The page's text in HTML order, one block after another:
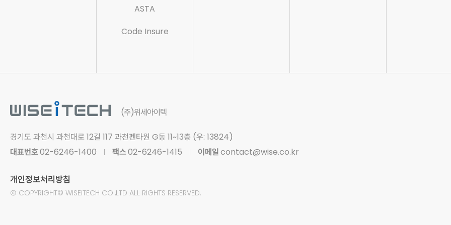
ASTA
Code Insure
(주)위세아이텍
경기도 과천시 과천대로 12길 117 과천펜타원 G동 11~13층 (우: 13824)
대표번호02-6246-1400 팩스02-6246-1415 이메일contact@wise.co.kr
개인정보처리방침
Ⓒ COPYRIGHT© WISEiTECH CO.,LTD ALL RIGHTS RESERVED.